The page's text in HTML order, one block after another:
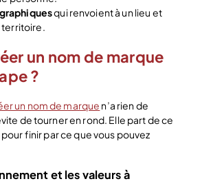
qui renvoient à un lieu et
territoire.
un nom de marque
?
un nom de marque n’a rien de
de tourner en rond. Elle part de ce
finir par ce que vous pouvez
et les valeurs à